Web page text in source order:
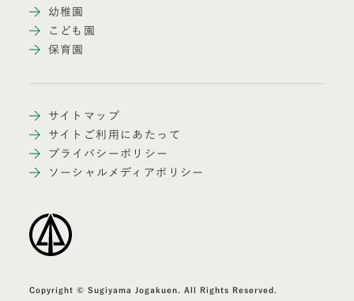
幼稚園
こども園
保育園
サイトマップ
サイトご利用にあたって
プライバシーポリシー
ソーシャルメディアポリシー
Copyright © Sugiyama Jogakuen. All Rights Reserved.